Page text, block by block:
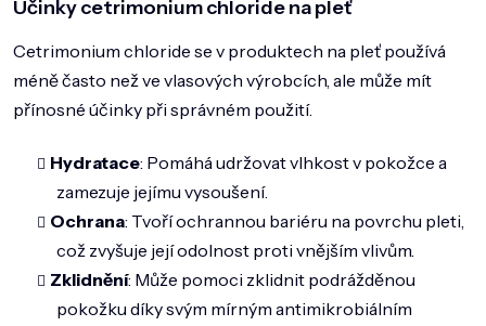
Účinky cetrimonium chloride na pleť
Cetrimonium chloride se v produktech na pleť používá
méně často než ve vlasových výrobcích, ale může mít
přínosné účinky při správném použití.
Hydratace: Pomáhá udržovat vlhkost v pokožce a
zamezuje jejímu vysoušení.
Ochrana: Tvoří ochrannou bariéru na povrchu pleti,
což zvyšuje její odolnost proti vnějším vlivům.
Zklidnění: Může pomoci zklidnit podrážděnou
pokožku díky svým mírným antimikrobiálním